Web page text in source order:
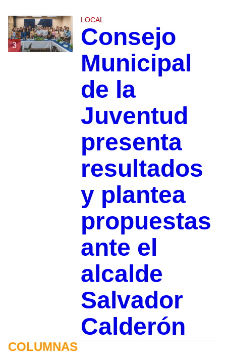
3
LOCAL
Consejo
Municipal
de la
Juventud
presenta
resultados
y plantea
propuestas
ante el
alcalde
Salvador
Calderón
COLUMNAS